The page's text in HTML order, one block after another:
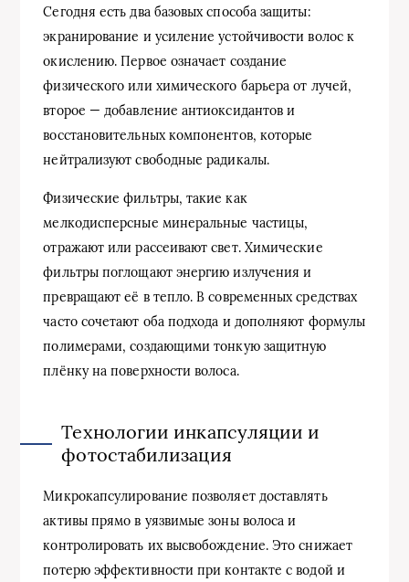
Сегодня есть два базовых способа защиты:
экранирование и усиление устойчивости волос к
окислению. Первое означает создание
физического или химического барьера от лучей,
второе — добавление антиоксидантов и
восстановительных компонентов, которые
нейтрализуют свободные радикалы.
Физические фильтры, такие как
мелкодисперсные минеральные частицы,
отражают или рассеивают свет. Химические
фильтры поглощают энергию излучения и
превращают её в тепло. В современных средствах
часто сочетают оба подхода и дополняют формулы
полимерами, создающими тонкую защитную
плёнку на поверхности волоса.
Технологии инкапсуляции и
фотостабилизация
Микрокапсулирование позволяет доставлять
активы прямо в уязвимые зоны волоса и
контролировать их высвобождение. Это снижает
потерю эффективности при контакте с водой и